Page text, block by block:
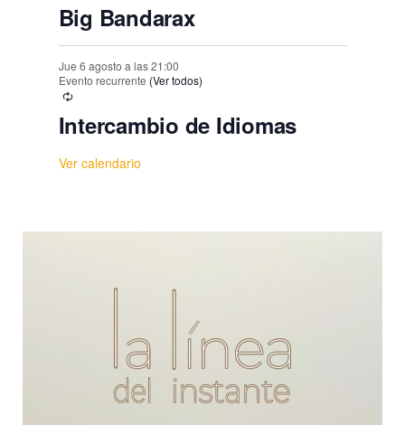
Big Bandarax
Jue 6 agosto a las 21:00
Evento recurrente (Ver todos)
Intercambio de Idiomas
Ver calendario